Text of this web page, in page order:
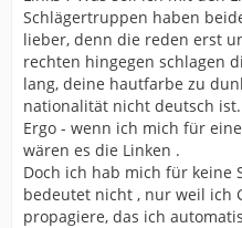
Schlägertruppen haben
lieber, denn die reden erst
rechten hingegen schlagen
lang, deine hautfarbe zu
nationalität nicht deutsch ist.
Ergo - wenn ich mich für
wären es die Linken .
Doch ich hab mich für keine
bedeutet nicht , nur weil ich
propagiere, das ich